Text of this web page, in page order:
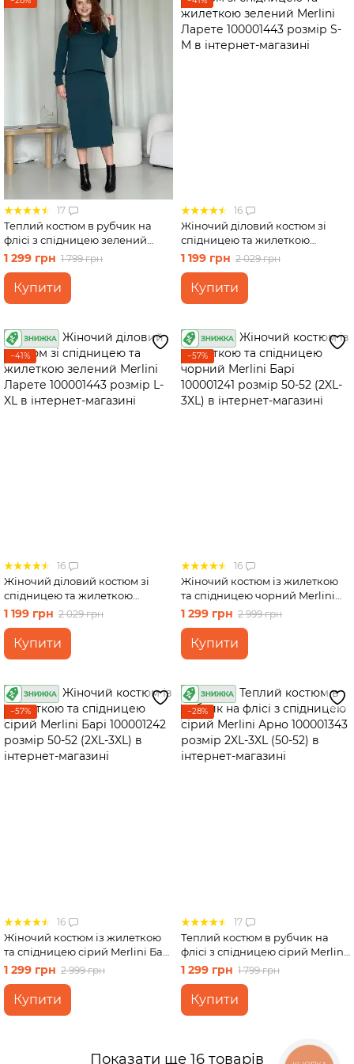
17
Теплий костюм в рубчик на
флісі з спідницею зелений
Merlini Арно 100001344 розмір
L-XL (46-48)
1 299 грн 1 799 грн
Купити
16
Жіночий діловий костюм зі
спідницею та жилеткою
зелений Merlini Ларете
100001443 розмір S-M
1 199 грн 2 029 грн
Купити
−41%
16
Жіночий діловий костюм зі
спідницею та жилеткою
зелений Merlini Ларете
100001443 розмір L-XL
1 199 грн 2 029 грн
Купити
−57%
16
Жіночий костюм із жилеткою
та спідницею чорний Merlini
Барі 100001241 розмір 50-52
(2XL-3XL)
1 299 грн 2 999 грн
Купити
−57%
16
Жіночий костюм із жилеткою
та спідницею сірий Merlini Барі
100001242 розмір 50-52 (2XL-
1 299 грн 2 999 грн
Купити
−28%
17
Теплий костюм в рубчик на
флісі з спідницею сірий Merlini
Арно 100001343 розмір 2XL-3XL
1 299 грн 1 799 грн
Купити
Показати ще 16 товарів